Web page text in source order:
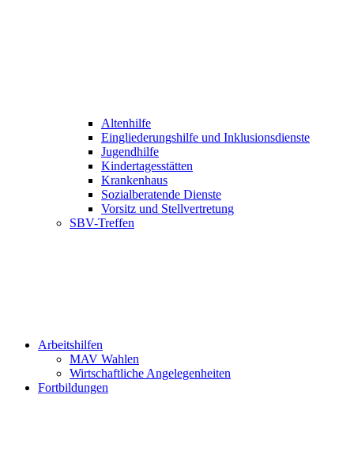
Altenhilfe
Eingliederungshilfe und Inklusionsdienste
Jugendhilfe
Kindertagesstätten
Krankenhaus
Sozialberatende Dienste
Vorsitz und Stellvertretung
SBV-Treffen
Arbeitshilfen
MAV Wahlen
Wirtschaftliche Angelegenheiten
Fortbildungen